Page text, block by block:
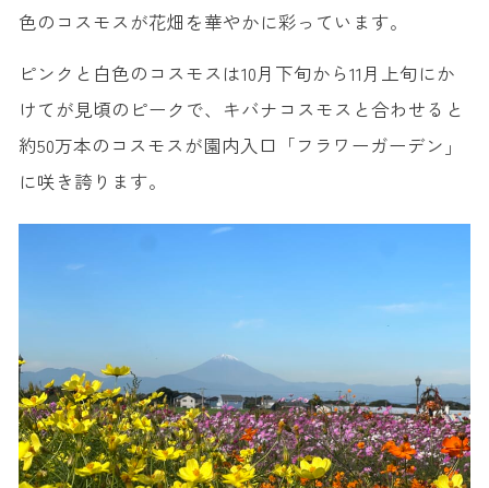
色のコスモスが花畑を華やかに彩っています。
ピンクと白色のコスモスは10月下旬から11月上旬にか
けてが見頃のピークで、キバナコスモスと合わせると
約50万本のコスモスが園内入口「フラワーガーデン」
に咲き誇ります。